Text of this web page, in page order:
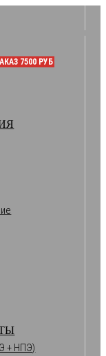
7500 РУБ
+ НПЭ)